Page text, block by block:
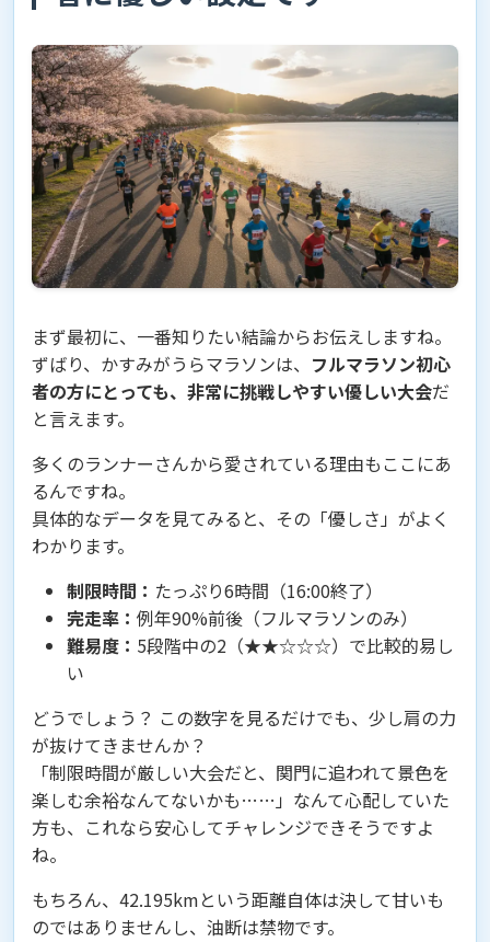
まず最初に、一番知りたい結論からお伝えしますね。
ずばり、かすみがうらマラソンは、 フルマラソン初心
者の方にとっても、非常に挑戦しやすい優しい大会だ
と言えます。
多くのランナーさんから愛されている理由もここにあ
るんですね。
具体的なデータを見てみると、その「優しさ」がよく
わかります。
制限時間： たっぷり6時間（16:00終了）
完走率： 例年90%前後（フルマラソンのみ）
難易度： 5段階中の2（★★☆☆☆）で比較的易し
い
どうでしょう？ この数字を見るだけでも、少し肩の力
が抜けてきませんか？
「制限時間が厳しい大会だと、関門に追われて景色を
楽しむ余裕なんてないかも……」なんて心配していた
方も、これなら安心してチャレンジできそうですよ
ね。
もちろん、42.195kmという距離自体は決して甘いも
のではありませんし、油断は禁物です。